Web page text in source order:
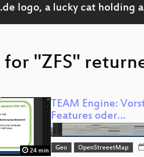
for "ZFS"
24 min
TEAM Engine:
Features oder…
Geo OpenStreeetMap